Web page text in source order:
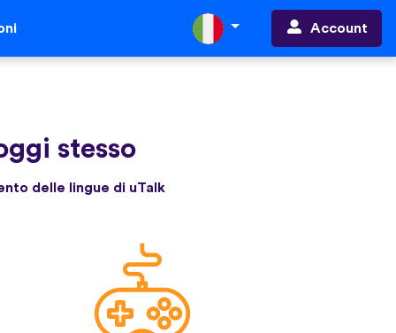
Account
stesso
delle lingue di uTalk